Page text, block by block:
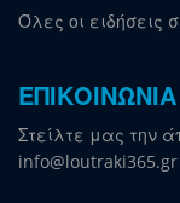
Όλες οι ειδήσεις
Στείλτε μας την
info@loutraki365.gr